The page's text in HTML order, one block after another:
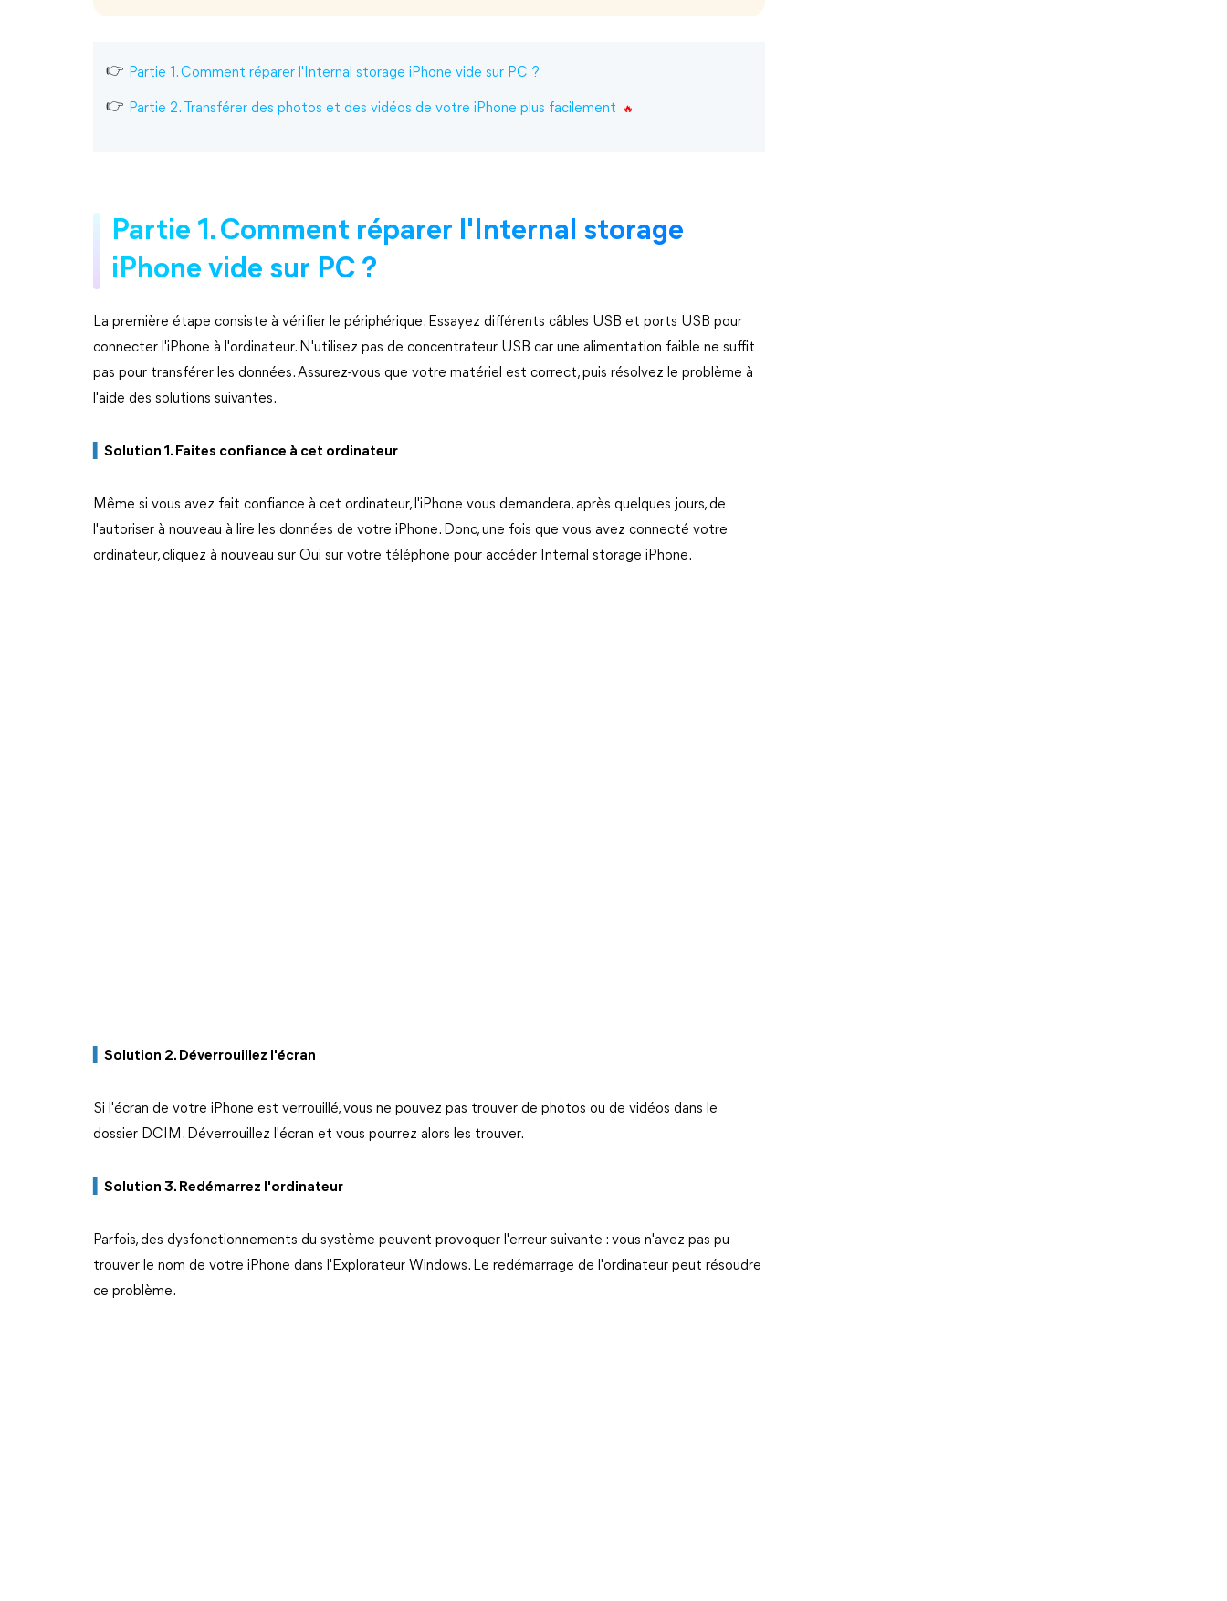
Partie 1. Comment réparer l'Internal storage iPhone vide sur PC ?
Partie 2. Transférer des photos et des vidéos de votre iPhone plus facilement
Partie 1. Comment réparer l'Internal storage
iPhone vide sur PC ?
La première étape consiste à vérifier le périphérique. Essayez différents câbles USB et ports USB pour
connecter l'iPhone à l'ordinateur. N'utilisez pas de concentrateur USB car une alimentation faible ne suffit
pas pour transférer les données. Assurez-vous que votre matériel est correct, puis résolvez le problème à
l'aide des solutions suivantes.
Solution 1. Faites confiance à cet ordinateur
Même si vous avez fait confiance à cet ordinateur, l'iPhone vous demandera, après quelques jours, de
l'autoriser à nouveau à lire les données de votre iPhone. Donc, une fois que vous avez connecté votre
ordinateur, cliquez à nouveau sur Oui sur votre téléphone pour accéder Internal storage iPhone.
Solution 2. Déverrouillez l'écran
Si l'écran de votre iPhone est verrouillé, vous ne pouvez pas trouver de photos ou de vidéos dans le
dossier DCIM. Déverrouillez l'écran et vous pourrez alors les trouver.
Solution 3. Redémarrez l'ordinateur
Parfois, des dysfonctionnements du système peuvent provoquer l'erreur suivante : vous n'avez pas pu
trouver le nom de votre iPhone dans l'Explorateur Windows. Le redémarrage de l'ordinateur peut résoudre
ce problème.